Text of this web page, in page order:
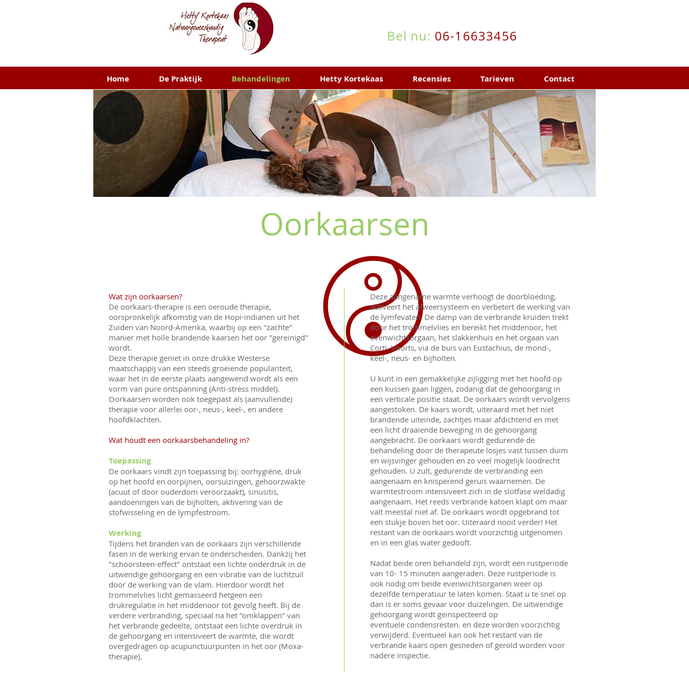
Bel nu: 06-16633456
Home De Praktijk Behandelingen Hetty Kortekaas Recensies Tarieven Contact
Oorkaarsen
Wat zijn oorkaarsen?
De oorkaars-therapie is een oeroude therapie,
oorspronkelijk afkomstig van de Hopi-indianen uit het
Zuiden van Noord-Amerika, waarbij op een "zachte"
manier met holle brandende kaarsen het oor "gereinigd"
wordt.
Deze therapie geniet in onze drukke Westerse
maatschappij van een steeds groeiende populariteit,
waar het in de eerste plaats aangewend wordt als een
vorm van pure ontspanning (Anti-stress middel).
Oorkaarsen worden ook toegepast als (aanvullende)
therapie voor allerlei oor-, neus-, keel-, en andere
hoofdklachten.
Wat houdt een oorkaarsbehandeling in?
Toepassing
De oorkaars vindt zijn toepassing bij: oorhygiëne, druk
op het hoofd en oorpijnen, oorsuizingen, gehoorzwakte
(acuut of door ouderdom veroorzaakt), sinusitis,
aandoeningen van de bijholten, aktivering van de
stofwisseling en de lympfestroom.
Werking
Tijdens het branden van de oorkaars zijn verschillende
fasen in de werking ervan te onderscheiden. Dankzij het
"schoorsteen-effect" ontstaat een lichte onderdruk in de
uitwendige gehoorgang en een vibratie van de luchtzuil
door de werking van de vlam. Hierdoor wordt het
trommelvlies licht gemasseerd hetgeen een
drukregulatie in het middenoor tot gevolg heeft. Bij de
verdere verbranding, speciaal na het "omklappen" van
het verbrande gedeelte, ontstaat een lichte overdruk in
de gehoorgang en intensiveert de warmte, die wordt
overgedragen op acupunctuurpunten in het oor (Moxa-
therapie).
Deze aangename warmte verhoogt de doorbloeding,
activeert het afweersysteem en verbetert de werking van
de lymfevaten. De damp van de verbrande kruiden trekt
door het trommelvlies en bereikt het middenoor, het
evenwichtsorgaan, het slakkenhuis en het orgaan van
Corti. Voorts, via de buis van Eustachius, de mond-,
keel-, neus- en bijholten.
U kunt in een gemakkelijke zijligging met het hoofd op
een kussen gaan liggen, zodanig dat de gehoorgang in
een verticale positie staat. De oorkaars wordt vervolgens
aangestoken. De kaars wordt, uiteraard met het niet
brandende uiteinde, zachtjes maar afdichtend en met
een licht draaiende beweging in de gehoorgang
aangebracht. De oorkaars wordt gedurende de
behandeling door de therapeute losjes vast tussen duim
en wijsvinger gehouden en zo veel mogelijk loodrecht
gehouden. U zult, gedurende de verbranding een
aangenaam en knisperend geruis waarnemen. De
warmtestroom intensiveert zich in de slotfase weldadig
aangenaam. Het reeds verbrande katoen klapt om maar
valt meestal niet af. De oorkaars wordt opgebrand tot
een stukje boven het oor. Uiteraard nooit verder! Het
restant van de oorkaars wordt voorzichtig uitgenomen
en in een glas water gedooft.
Nadat beide oren behandeld zijn, wordt een rustperiode
van 10- 15 minuten aangeraden. Deze rustperiode is
ook nodig om beide evenwichtsorganen weer op
dezelfde temperatuur te laten komen. Staat u te snel op
dan is er soms gevaar voor duizelingen. De uitwendige
gehoorgang wordt geinspecteerd op
eventuele condensresten. en deze worden voorzichtig
verwijderd. Eventueel kan ook het restant van de
verbrande kaars open gesneden of gerold worden voor
nadere inspectie.